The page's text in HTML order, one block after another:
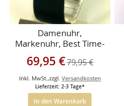
Damenuhr,
Markenuhr, Best Time-
Aluminiumgehäuse-
Antiallergisch
Sonderangebot
69,95 €79,95 €
Inkl. MwSt. ,zzgl. Versandkosten
Lieferzeit: 2-3 Tage*
In den Warenkorb